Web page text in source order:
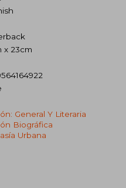
x 23cm
General Y Literaria
Biográfica
Urbana